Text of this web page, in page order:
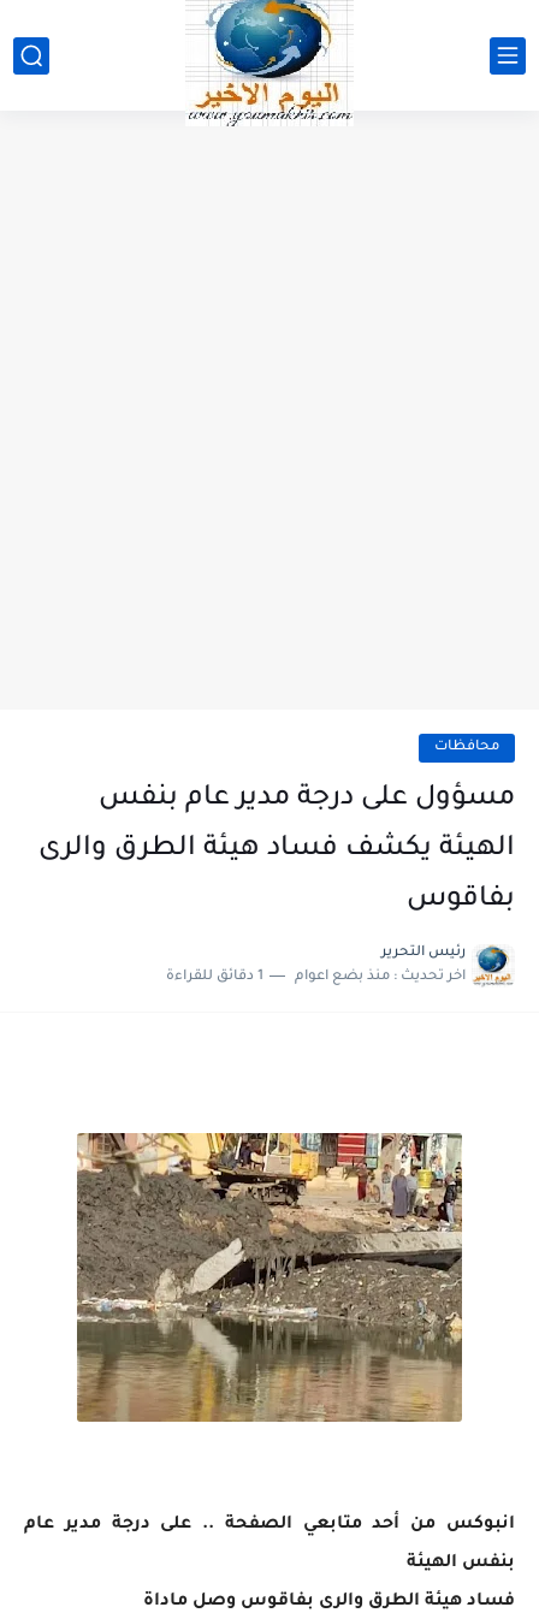
محافظات
مسؤول على درجة مدير عام بنفس
الهيئة يكشف فساد هيئة الطرق والرى
بفاقوس
رئيس التحرير
اخر تحديث : منذ بضع اعوام 1 دقائق للقراءة
انبوكس من أحد متابعي الصفحة .. على درجة مدير عام
بنفس الهيئة
فساد هيئة الطرق والرى بفاقوس وصل ماداة